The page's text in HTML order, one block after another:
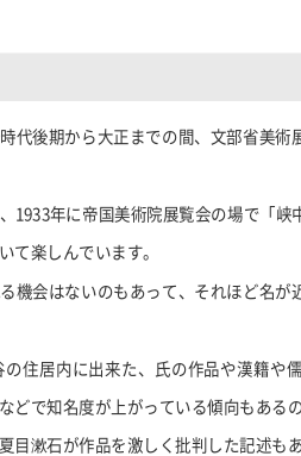
代後期から大正までの間、文部省美術
1933年に帝国美術院展覧会の場で「
て楽しんでいます。
機会はないのもあって、それほど名が
住居内に出来た、氏の作品や漢籍や
で知名度が上がっている傾向もあるの
漱石が作品を激しく批判した記述もあ